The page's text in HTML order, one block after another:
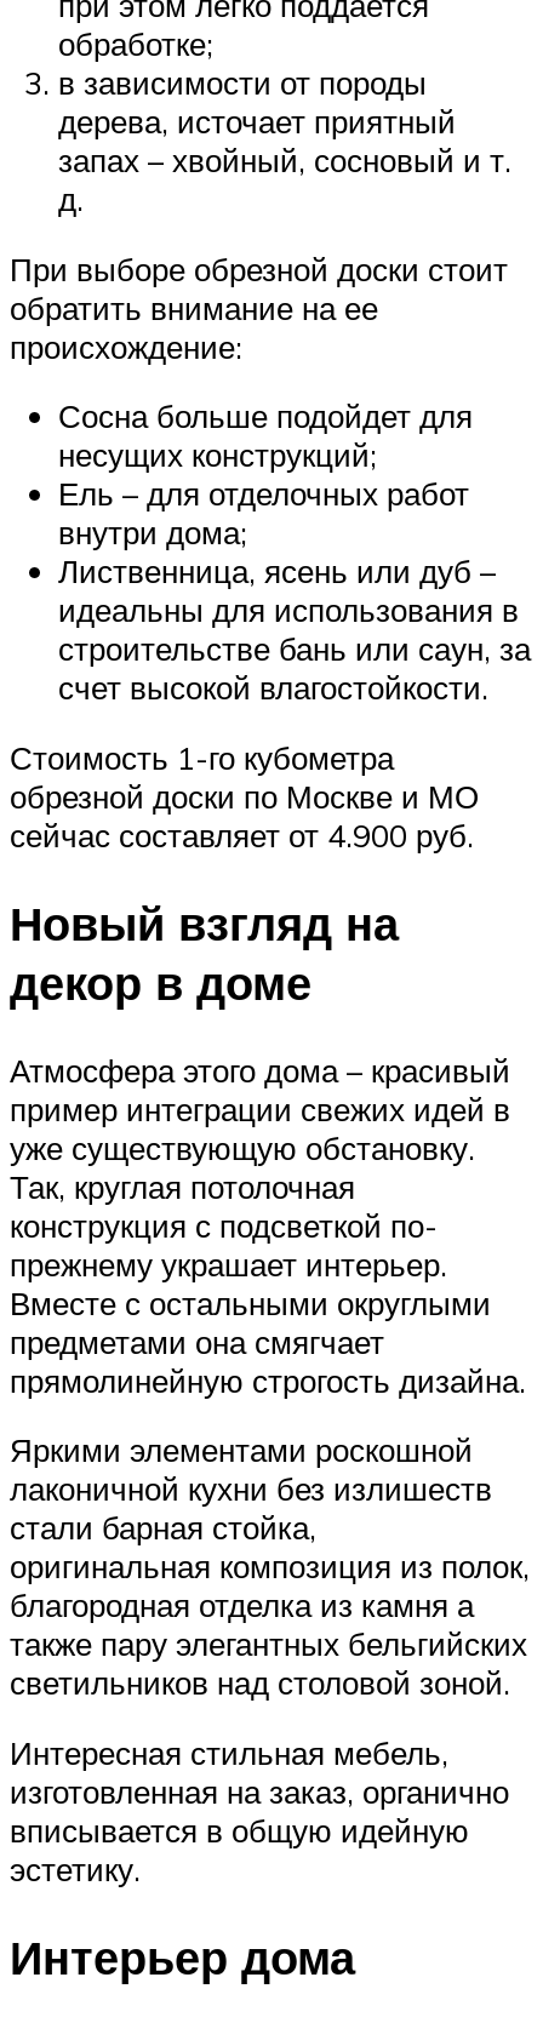
обработке;
в зависимости от породы
дерева, источает приятный
запах – хвойный, сосновый и т.
д.
При выборе обрезной доски стоит
обратить внимание на ее
происхождение:
Сосна больше подойдет для
несущих конструкций;
Ель – для отделочных работ
внутри дома;
Лиственница, ясень или дуб –
идеальны для использования в
строительстве бань или саун, за
счет высокой влагостойкости.
Стоимость 1-го кубометра
обрезной доски по Москве и МО
сейчас составляет от 4.900 руб.
Новый взгляд на
декор в доме
Атмосфера этого дома – красивый
пример интеграции свежих идей в
уже существующую обстановку.
Так, круглая потолочная
конструкция с подсветкой по-
прежнему украшает интерьер.
Вместе с остальными округлыми
предметами она смягчает
прямолинейную строгость дизайна.
Яркими элементами роскошной
лаконичной кухни без излишеств
стали барная стойка,
оригинальная композиция из полок,
благородная отделка из камня а
также пару элегантных бельгийских
светильников над столовой зоной.
Интересная стильная мебель,
изготовленная на заказ, органично
вписывается в общую идейную
эстетику.
Интерьер дома